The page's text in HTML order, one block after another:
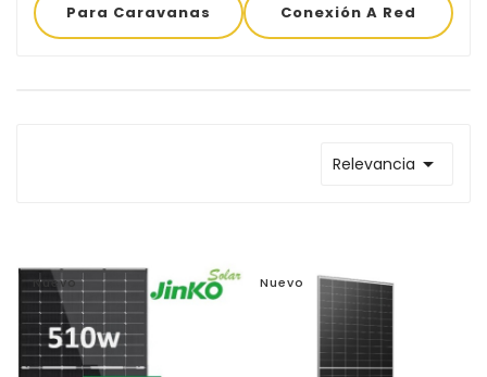
Para Caravanas Conexión A Red
Relevancia 
Nuevo Nuevo